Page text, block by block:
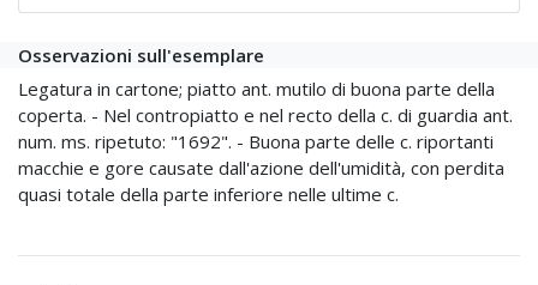
Osservazioni sull'esemplare
Legatura in cartone; piatto ant. mutilo di buona parte della
coperta. - Nel contropiatto e nel recto della c. di guardia ant.
num. ms. ripetuto: "1692". - Buona parte delle c. riportanti
macchie e gore causate dall'azione dell'umidità, con perdita
quasi totale della parte inferiore nelle ultime c.